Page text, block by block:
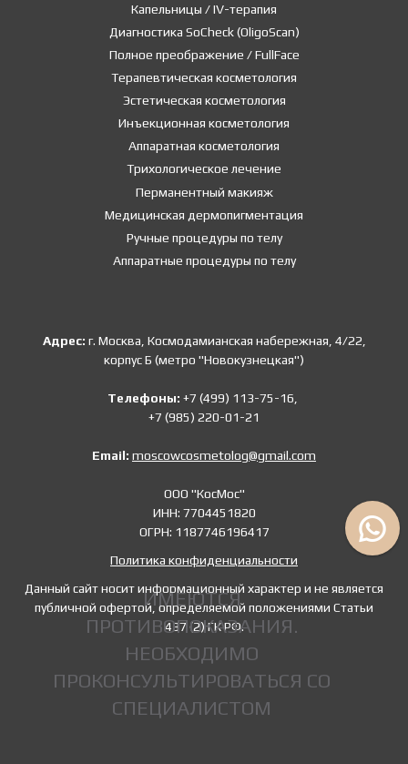
Капельницы / IV-терапия
Диагностика SoCheck (OligoScan)
Полное преображение / FullFace
Терапевтическая косметология
Эстетическая косметология
Инъекционная косметология
Аппаратная косметология
Трихологическое лечение
Перманентный макияж
Медицинская дермопигментация
Ручные процедуры по телу
Аппаратные процедуры по телу
Адрес: г. Москва, Космодамианская набережная, 4/22,
корпус Б (метро "Новокузнецкая")
Телефоны: +7 (499) 113-75-16,
+7 (985) 220-01-21
Email: moscowcosmetolog@gmail.com
ООО "КосМос"
ИНН: 7704451820
ОГРН: 1187746196417
Политика конфиденциальности
Данный сайт носит информационный характер и не является
публичной офертой, определяемой положениями Статьи
437 (2) ГК РФ.
ИМЕЮТСЯ
ПРОТИВОПОКАЗАНИЯ.
НЕОБХОДИМО
ПРОКОНСУЛЬТИРОВАТЬСЯ СО
СПЕЦИАЛИСТОМ